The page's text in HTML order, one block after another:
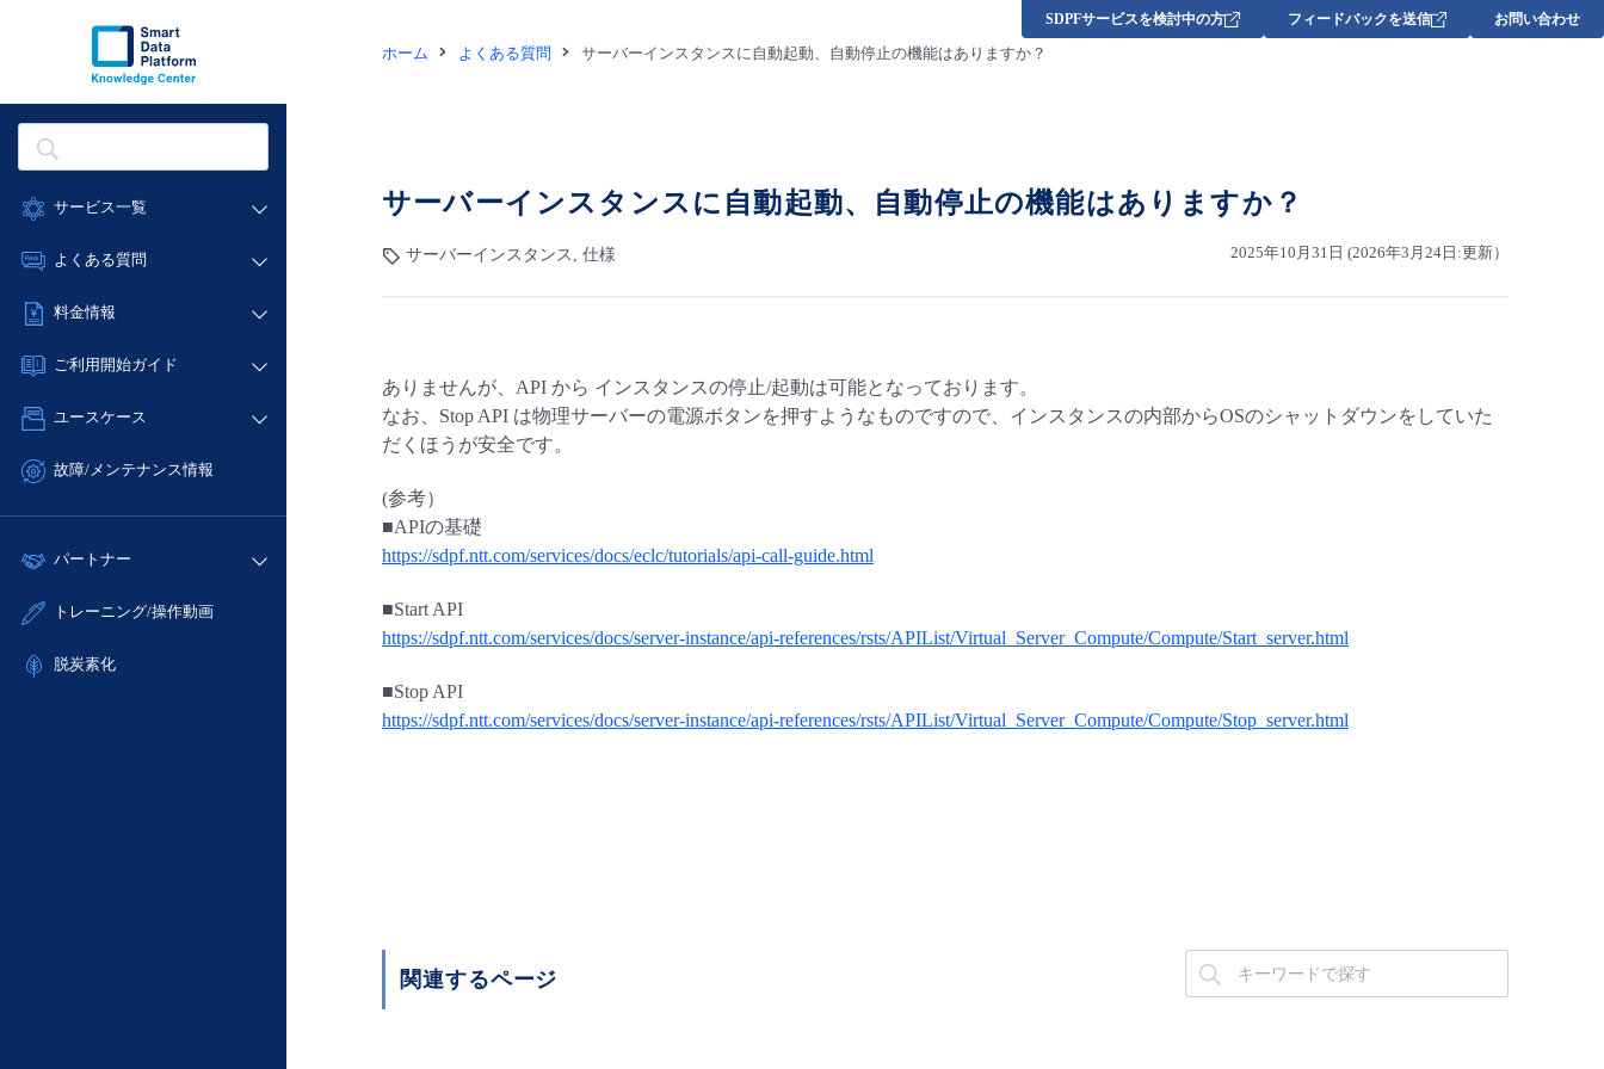
サービス一覧
データ利活用
ネットワーク
IoT
サポート
管理機能
よくある質問
データ利活用
ネットワーク
IoT
サポート
管理機能
すべてのメニューを見る
料金情報
料金シミュレーター
クラウド/サーバー
ネットワーク
サポート
すべてのメニューを見る
ご利用開始ガイド
■ 管理機能
- 初期設定・確認
- ユーザー機能の管理
- APIリファレンス
ユースケース
- バックアップ
- IoT
- ITインフラストラクチャー
故障/メンテナンス情報
サービス稼働状況
故障/メンテナンス履歴
定期メンテナンス
パートナー
販売パートナー向けプログラム
トレーニング/操作動画
脱炭素化
SDPFサービスを検討中の方 フィードバックを送信 お問い合わせ
ホーム よくある質問 サーバーインスタンスに自動起動、自動停止の機能はありますか？
サーバーインスタンスに自動起動、自動停止の機能はありますか？
サーバーインスタンス, 仕様 2025年10月31日 (2026年3月24日:更新）
ありませんが、API から インスタンスの停止/起動は可能となっております。
なお、Stop API は物理サーバーの電源ボタンを押すようなものですので、インスタンスの内部からOSのシャットダウンをしていた
だくほうが安全です。
(参考）
■APIの基礎
https://sdpf.ntt.com/services/docs/eclc/tutorials/api-call-guide.html
■Start API
https://sdpf.ntt.com/services/docs/server-instance/api-references/rsts/APIList/Virtual_Server_Compute/Compute/Start_server.html
■Stop API
https://sdpf.ntt.com/services/docs/server-instance/api-references/rsts/APIList/Virtual_Server_Compute/Compute/Stop_server.html
関連するページ